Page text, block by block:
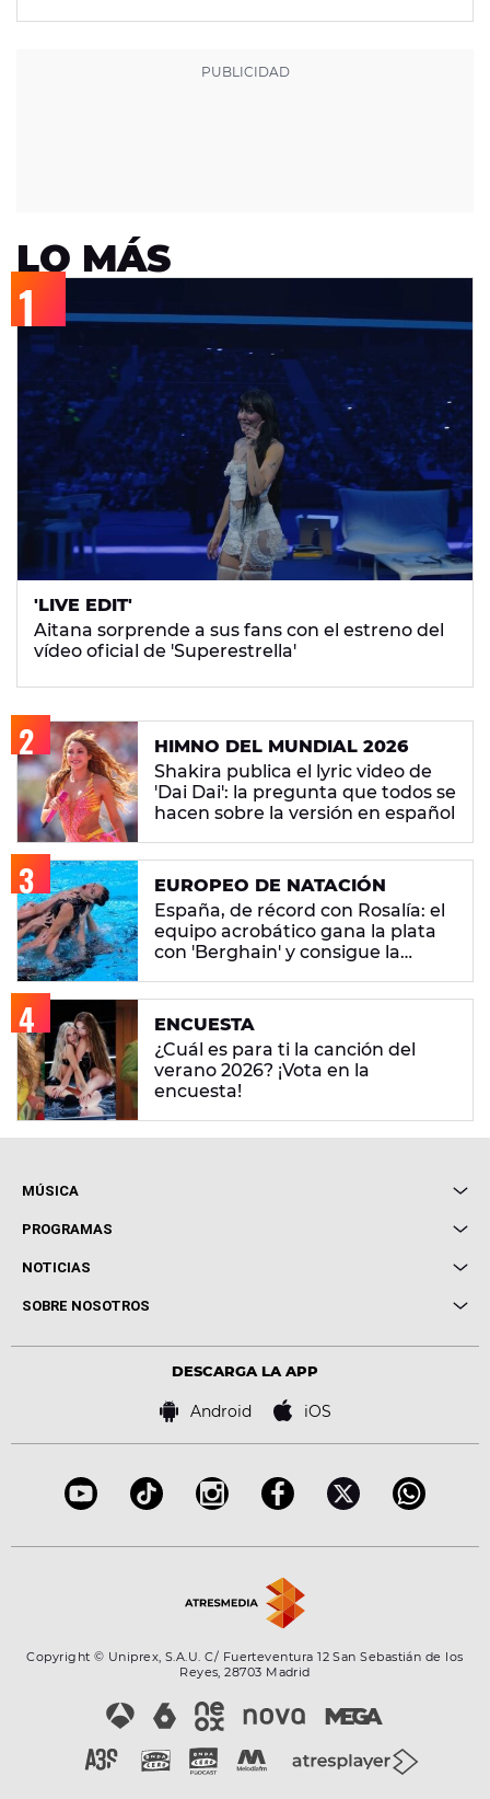
LO MÁS
'LIVE EDIT'
Aitana sorprende a sus fans con el estreno del
vídeo oficial de 'Superestrella'
HIMNO DEL MUNDIAL 2026
Shakira publica el lyric video de
'Dai Dai': la pregunta que todos se
hacen sobre la versión en español
EUROPEO DE NATACIÓN
España, de récord con Rosalía: el
equipo acrobático gana la plata
con 'Berghain' y consigue la
ENCUESTA
¿Cuál es para ti la canción del
verano 2026? ¡Vota en la
encuesta!
MÚSICA
Local de Ensayo Europa FM
Conciertos
PROGRAMAS
Cuerpos especiales
Locutores Europa FM
NOTICIAS
Cine y Televisión
Virales
SOBRE NOSOTROS
Bases de concursos
DESCARGA LA APP
Android iOS
Copyright © Uniprex, S.A.U. C/ Fuerteventura 12 San Sebastián de los
Reyes, 28703 Madrid